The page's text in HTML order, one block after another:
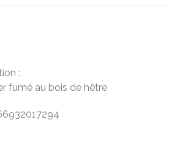
:
fumé au bois de hêtre